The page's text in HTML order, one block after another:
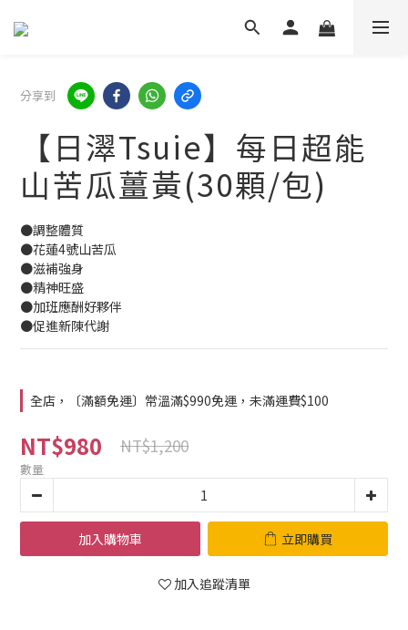
分享到
【日濢Tsuie】每日超能
山苦瓜薑黃(30顆/包)
●調整體質
●花蓮4號山苦瓜
●滋補強身
●精神旺盛
●加班應酬好夥伴
●促進新陳代謝
全店，〔滿額免運〕常溫滿$990免運，未滿運費$100
NT$980 NT$1,200
數量
加入購物車 立即購買
加入追蹤清單